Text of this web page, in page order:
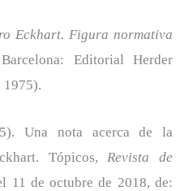
Eckhart. Figura normativa
Editorial Herder
1975).
Una nota acerca de la
Tópicos,Revista de
11 de octubre de 2018, de: